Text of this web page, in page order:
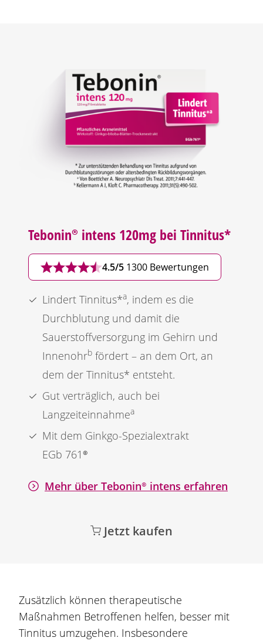
Tebonin® intens 120mg bei Tinnitus*
4.5/5 1300 Bewertungen
Lindert Tinnitus*a, indem es die
Durchblutung und damit die
Sauerstoffversorgung im Gehirn und
Innenohrb fördert – an dem Ort, an
dem der Tinnitus* entsteht.
Gut verträglich, auch bei
Langzeiteinnahmea
Mit dem Ginkgo-Spezialextrakt
EGb 761®
Mehr über Tebonin® intens erfahren
Jetzt kaufen
Zusätzlich können therapeutische
Maßnahmen Betroffenen helfen, besser mit
Tinnitus umzugehen. Insbesondere